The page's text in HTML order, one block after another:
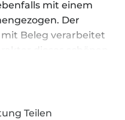
mit einem
Der
Beleg verarbeitet
dieses schönen
Teilen